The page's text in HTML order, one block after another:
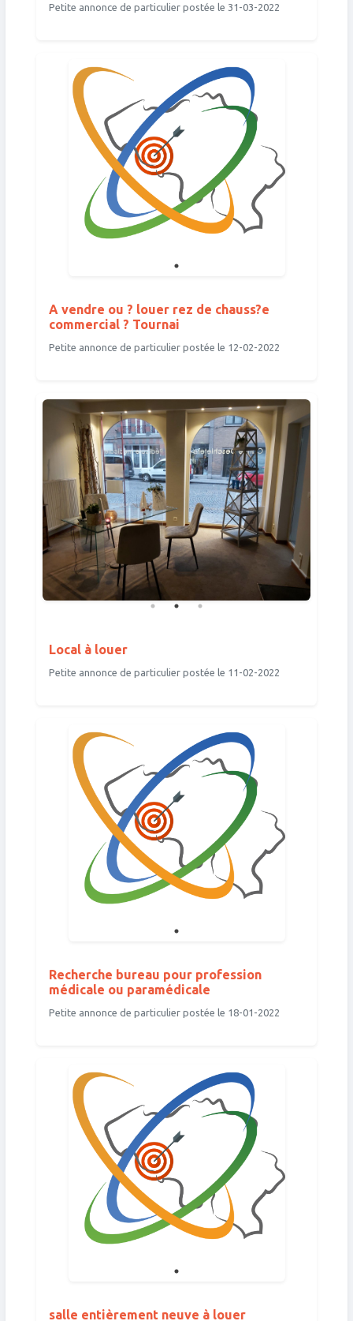
Petite annonce de particulier postée le 31-03-2022
A vendre ou ? louer rez de chauss?e
commercial ? Tournai
Petite annonce de particulier postée le 12-02-2022
Local à louer
Petite annonce de particulier postée le 11-02-2022
Recherche bureau pour profession
médicale ou paramédicale
Petite annonce de particulier postée le 18-01-2022
salle entièrement neuve à louer